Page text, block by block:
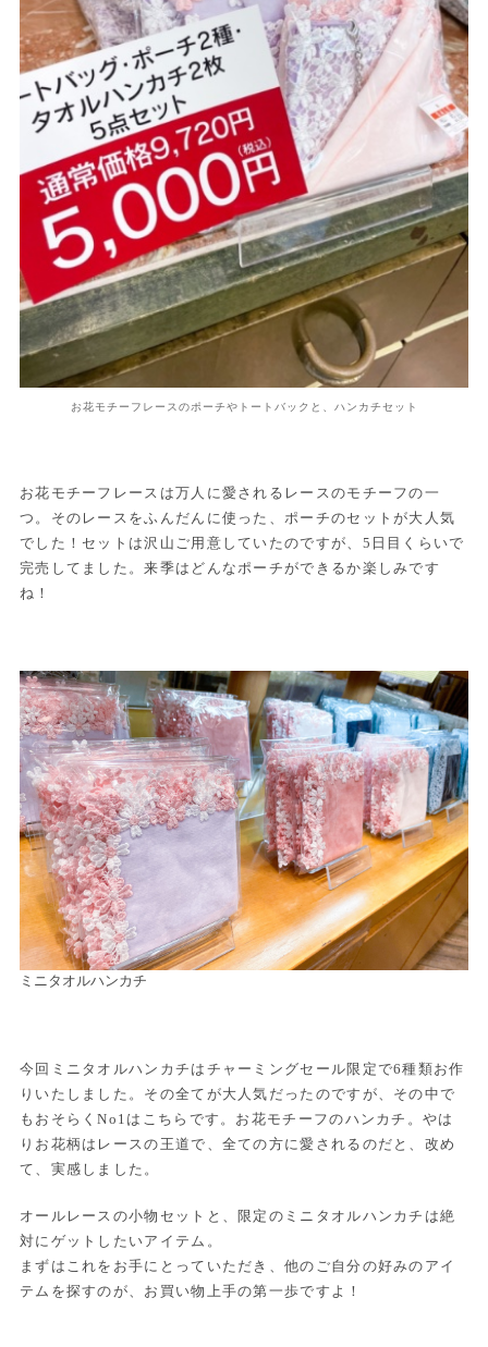
お花モチーフレースのポーチやトートバックと、ハンカチセット
お花モチーフレースは万人に愛されるレースのモチーフの一
つ。そのレースをふんだんに使った、ポーチのセットが大人気
でした！セットは沢山ご用意していたのですが、5日目くらいで
完売してました。来季はどんなポーチができるか楽しみです
ね！
ミニタオルハンカチ
今回ミニタオルハンカチはチャーミングセール限定で6種類お作
りいたしました。その全てが大人気だったのですが、その中で
もおそらくNo1はこちらです。お花モチーフのハンカチ。やは
りお花柄はレースの王道で、全ての方に愛されるのだと、改め
て、実感しました。
オールレースの小物セットと、限定のミニタオルハンカチは絶
対にゲットしたいアイテム。
まずはこれをお手にとっていただき、他のご自分の好みのアイ
テムを探すのが、お買い物上手の第一歩ですよ！